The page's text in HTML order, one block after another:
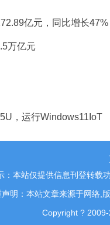
亿元，同比增长47%
万亿元
，运行Windows11IoT
：本站仅提供信息刊登转载
声明：本站文章来源于网络,
Copyright ? 2009-